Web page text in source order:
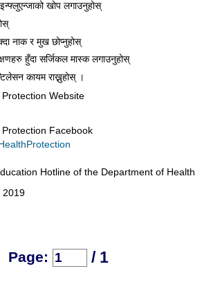
खोप लगाउनुहोस्
नाक र मुख छोप्नुहोस्
हुँदा सर्जिकल मास्क लगाउनुहोस्
कायम राख्नुहोस् ।
Website
Facebook
Hotline of the Department of Health
2019
Page: / 1